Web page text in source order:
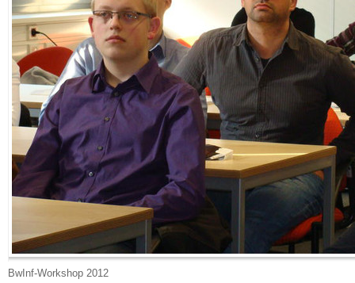
BwInf-Workshop 2012